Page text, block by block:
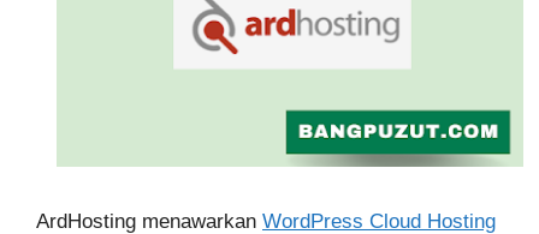
ArdHosting menawarkan WordPress Cloud Hosting